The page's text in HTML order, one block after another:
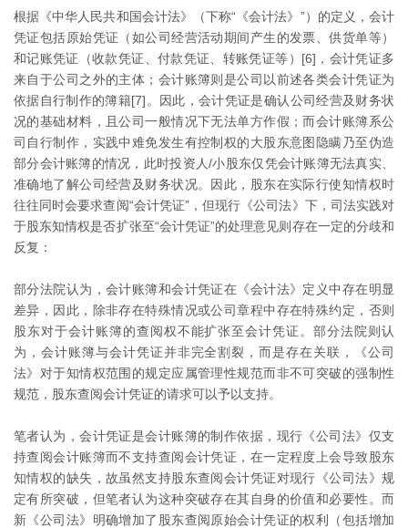
根据《中华人民共和国会计法》（下称“《会计法》”）的定义，会计
凭证包括原始凭证（如公司经营活动期间产生的发票、供货单等）
和记账凭证（收款凭证、付款凭证、转账凭证等）[6]，会计凭证多
来自于公司之外的主体；会计账簿则是公司以前述各类会计凭证为
依据自行制作的簿籍[7]。因此，会计凭证是确认公司经营及财务状
况的基础材料，且公司一般情况下无法单方作假；而会计账簿系公
司自行制作，实践中难免发生有控制权的大股东意图隐瞒乃至伪造
部分会计账簿的情况，此时投资人/小股东仅凭会计账簿无法真实、
准确地了解公司经营及财务状况。因此，股东在实际行使知情权时
往往同时会要求查阅“会计凭证”，但现行《公司法》下，司法实践对
于股东知情权是否扩张至“会计凭证”的处理意见则存在一定的分歧和
反复：
部分法院认为，会计账簿和会计凭证在《会计法》定义中存在明显
差异，因此，除非存在特殊情况或公司章程中存在特殊约定，否则
股东对于会计账簿的查阅权不能扩张至会计凭证。部分法院则认
为，会计账簿与会计凭证并非完全割裂，而是存在关联，《公司
法》对于知情权范围的规定应属管理性规范而非不可突破的强制性
规范，股东查阅会计凭证的请求可以予以支持。
笔者认为，会计凭证是会计账簿的制作依据，现行《公司法》仅支
持查阅会计账簿而不支持查阅会计凭证，在一定程度上会导致股东
知情权的缺失，故虽然支持股东查阅会计凭证对现行《公司法》规
定有所突破，但笔者认为这种突破存在其自身的价值和必要性。而
新《公司法》明确增加了股东查阅原始会计凭证的权利（包括增加